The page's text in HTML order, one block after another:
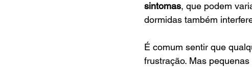
sintomas, que podem
dormidas também
É comum sentir que
frustração. Mas